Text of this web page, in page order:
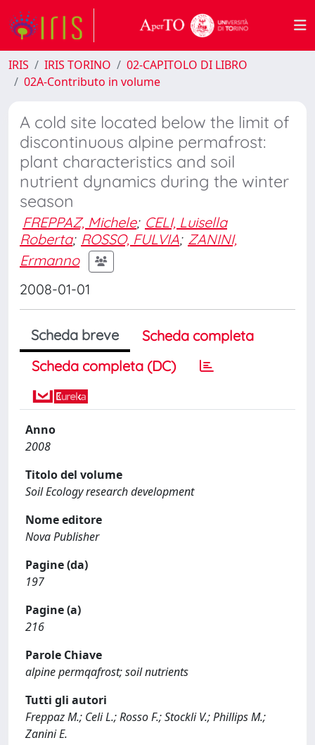
IRIS IRIS TORINO
02-CAPITOLO DI LIBRO
02A-Contributo in volume
A cold site located below the limit of
discontinuous alpine permafrost:
plant characteristics and soil
nutrient dynamics during the winter
season
FREPPAZ, Michele; CELI, Luisella
Roberta; ROSSO, FULVIA; ZANINI,
Ermanno
2008-01-01
Scheda breve
Scheda completa
Scheda completa (DC)
Anno
2008
Titolo del volume
Soil Ecology research development
Nome editore
Nova Publisher
Pagine (da)
197
Pagine (a)
216
Parole Chiave
alpine permqafrost; soil nutrients
Tutti gli autori
Freppaz M.; Celi L.; Rosso F.; Stockli V.; Phillips M.;
Zanini E.